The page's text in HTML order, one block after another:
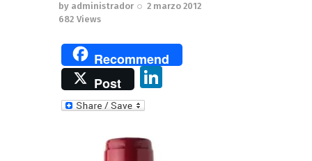
by administrador
2 marzo 2012
682 Views
Recommend
Post